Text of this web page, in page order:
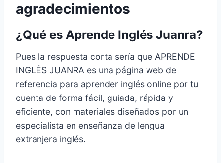
agradecimientos
¿Qué es Aprende Inglés Juanra?
Pues la respuesta corta sería que APRENDE
INGLÉS JUANRA es una página web de
referencia para aprender inglés online por tu
cuenta de forma fácil, guiada, rápida y
eficiente, con materiales diseñados por un
especialista en enseñanza de lengua
extranjera inglés.